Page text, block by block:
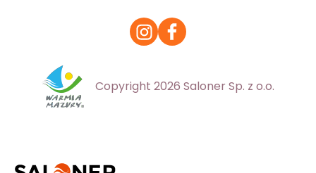
Copyright 2026 Saloner Sp. z o.o.